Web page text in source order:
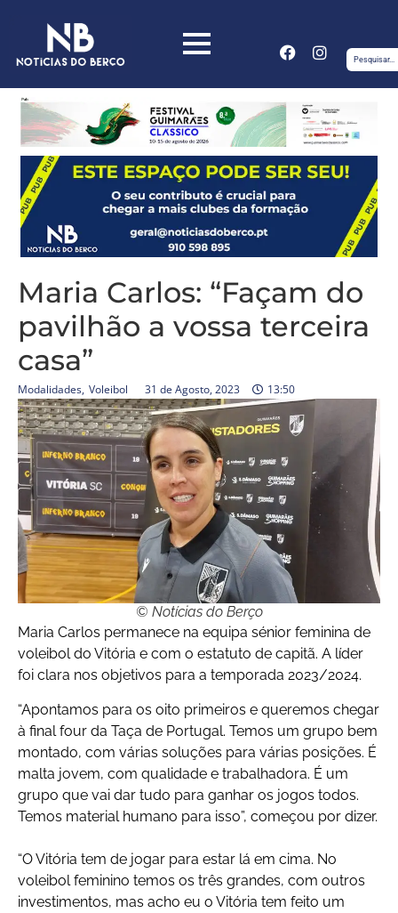
Maria Carlos: “Façam do
pavilhão a vossa terceira
casa”
Modalidades, Voleibol 31 de Agosto, 2023 13:50
© Notícias do Berço
Maria Carlos permanece na equipa sénior feminina de
voleibol do Vitória e com o estatuto de capitã. A líder
foi clara nos objetivos para a temporada 2023/2024.
“Apontamos para os oito primeiros e queremos chegar
à final four da Taça de Portugal. Temos um grupo bem
montado, com várias soluções para várias posições. É
malta jovem, com qualidade e trabalhadora. É um
grupo que vai dar tudo para ganhar os jogos todos.
Temos material humano para isso”, começou por dizer.
“O Vitória tem de jogar para estar lá em cima. No
voleibol feminino temos os três grandes, com outros
investimentos, mas acho eu o Vitória tem feito um